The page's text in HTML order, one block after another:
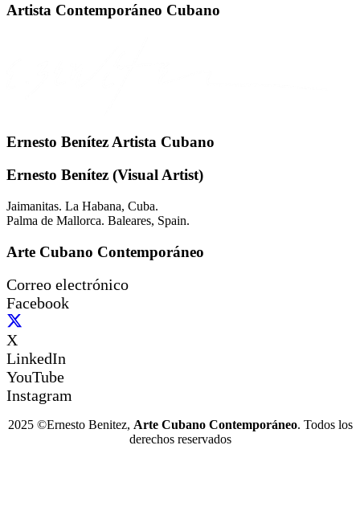
Artista Contemporáneo Cubano
Ernesto Benítez Artista Cubano
Ernesto Benítez (Visual Artist)
Jaimanitas. La Habana, Cuba.
Palma de Mallorca. Baleares, Spain.
Arte Cubano Contemporáneo
Correo electrónico
Facebook
X
LinkedIn
YouTube
Instagram
2025 ©Ernesto Benitez, Arte Cubano Contemporáneo. Todos los
derechos reservados